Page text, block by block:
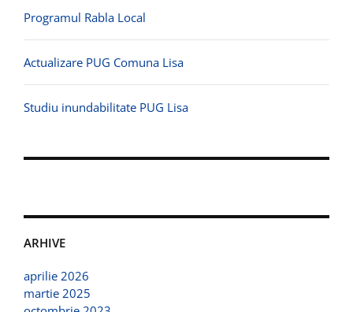
Programul Rabla Local
Actualizare PUG Comuna Lisa
Studiu inundabilitate PUG Lisa
ARHIVE
aprilie 2026
martie 2025